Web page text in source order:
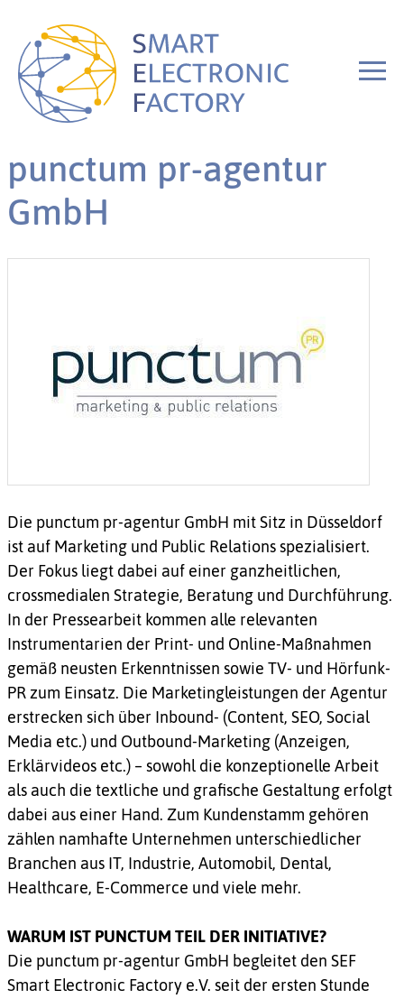
punctum pr-agentur
GmbH
Die punctum pr-agentur GmbH mit Sitz in Düsseldorf
ist auf Marketing und Public Relations spezialisiert.
Der Fokus liegt dabei auf einer ganzheitlichen,
crossmedialen Strategie, Beratung und Durchführung.
In der Pressearbeit kommen alle relevanten
Instrumentarien der Print- und Online-Maßnahmen
gemäß neusten Erkenntnissen sowie TV- und Hörfunk-
PR zum Einsatz. Die Marketingleistungen der Agentur
erstrecken sich über Inbound- (Content, SEO, Social
Media etc.) und Outbound-Marketing (Anzeigen,
Erklärvideos etc.) – sowohl die konzeptionelle Arbeit
als auch die textliche und grafische Gestaltung erfolgt
dabei aus einer Hand. Zum Kundenstamm gehören
zählen namhafte Unternehmen unterschiedlicher
Branchen aus IT, Industrie, Automobil, Dental,
Healthcare, E-Commerce und viele mehr.
WARUM IST PUNCTUM TEIL DER INITIATIVE?
Die punctum pr-agentur GmbH begleitet den SEF
Smart Electronic Factory e.V. seit der ersten Stunde